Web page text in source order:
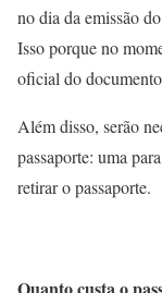
no dia da emissão
Isso porque no
oficial do
Além disso, serão
passaporte: uma
retirar o passaporte.